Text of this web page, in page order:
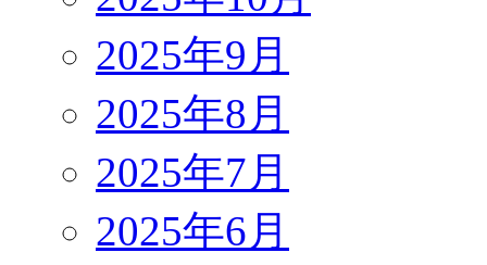
2025年9月
2025年8月
2025年7月
2025年6月